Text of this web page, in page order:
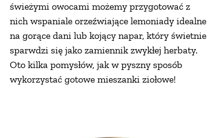
świeżymi owocami możemy przygotować z
nich wspaniale orzeźwiające lemoniady idealne
na gorące dani lub kojący napar, który świetnie
sparwdzi się jako zamiennik zwykłej herbaty.
Oto kilka pomysłów, jak w pyszny sposób
wykorzystać gotowe mieszanki ziołowe!
ZRÓB TO SAM
PRZEPISY
ŚNIADANIA